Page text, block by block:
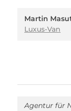
Martin
Luxus-Van
Agentur für